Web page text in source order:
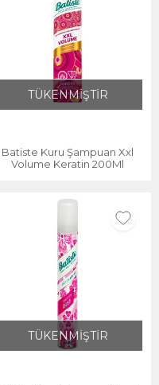
TÜKENMİŞTİR
Batiste Kuru Şampuan Xxl
Volume Keratin 200Ml
TÜKENMİŞTİR